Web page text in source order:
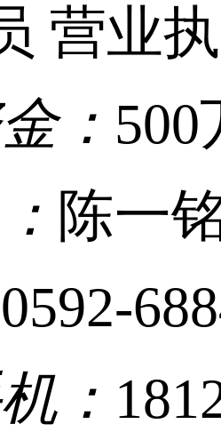
营业
： 500
陈一
0592-
：